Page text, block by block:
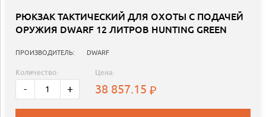
РЮКЗАК ТАКТИЧЕСКИЙ ДЛЯ ОХОТЫ С ПОДАЧЕЙ
ОРУЖИЯ DWARF 12 ЛИТРОВ HUNTING GREEN
ПРОИЗВОДИТЕЛЬ: DWARF
Количество:
- +
Цена:
38 857.15